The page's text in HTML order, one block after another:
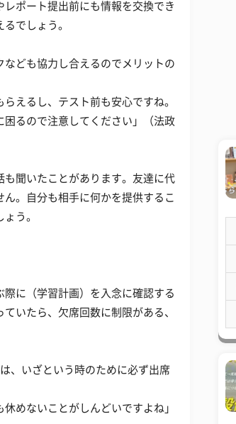
ポート提出前にも情報を交換でき
でしょう。
なども協力し合えるのでメリットの
えるし、テスト前も安心ですね。
るので注意してください」（法政
聞いたことがあります。友達に代
。自分も相手に何かを提供するこ
う。
に（学習計画）を入念に確認する
いたら、欠席回数に制限がある、
、いざという時のために必ず出席
めないことがしんどいですよね」